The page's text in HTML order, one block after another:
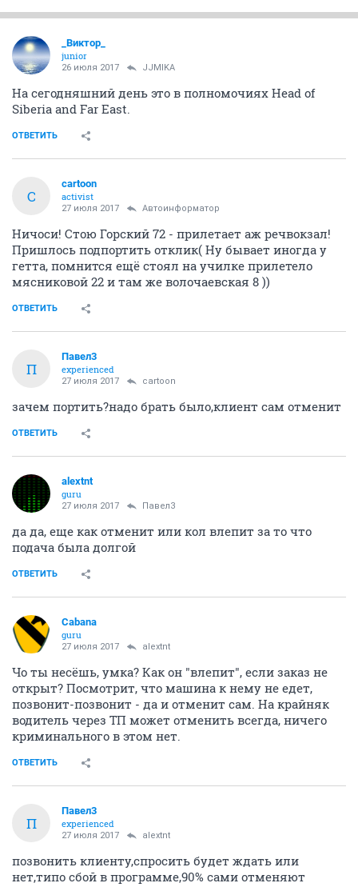
_Виктор_
juniоr
26 июля 2017 JJMIKA
На сегодняшний день это в полномочиях Head of
Siberia and Far East.
ОТВЕТИТЬ
C
cartoon
activist
27 июля 2017 Автоинформатор
Ничоси! Стою Горский 72 - прилетает аж речвокзал!
Пришлось подпортить отклик( Ну бывает иногда у
гетта, помнится ещё стоял на училке прилетело
мясниковой 22 и там же волочаевская 8 ))
ОТВЕТИТЬ
П
Павел3
experienced
27 июля 2017 cartoon
зачем портить?надо брать было,клиент сам отменит
ОТВЕТИТЬ
alextnt
guru
27 июля 2017 Павел3
да да, еще как отменит или кол влепит за то что
подача была долгой
ОТВЕТИТЬ
Cabana
guru
27 июля 2017 alextnt
Чо ты несёшь, умка? Как он "влепит", если заказ не
открыт? Посмотрит, что машина к нему не едет,
позвонит-позвонит - да и отменит сам. На крайняк
водитель через ТП может отменить всегда, ничего
криминального в этом нет.
ОТВЕТИТЬ
П
Павел3
experienced
27 июля 2017 alextnt
позвонить клиенту,спросить будет ждать или
нет,типо сбой в программе,90% сами отменяют